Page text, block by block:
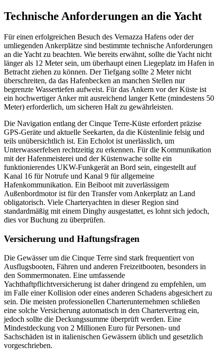
Technische Anforderungen an die Yacht
Für einen erfolgreichen Besuch des Vernazza Hafens oder der
umliegenden Ankerplätze sind bestimmte technische Anforderungen
an die Yacht zu beachten. Wie bereits erwähnt, sollte die Yacht nicht
länger als 12 Meter sein, um überhaupt einen Liegeplatz im Hafen in
Betracht ziehen zu können. Der Tiefgang sollte 2 Meter nicht
überschreiten, da das Hafenbecken an manchen Stellen nur
begrenzte Wassertiefen aufweist. Für das Ankern vor der Küste ist
ein hochwertiger Anker mit ausreichend langer Kette (mindestens 50
Meter) erforderlich, um sicheren Halt zu gewährleisten.
Die Navigation entlang der Cinque Terre-Küste erfordert präzise
GPS-Geräte und aktuelle Seekarten, da die Küstenlinie felsig und
teils unübersichtlich ist. Ein Echolot ist unerlässlich, um
Unterwasserfelsen rechtzeitig zu erkennen. Für die Kommunikation
mit der Hafenmeisterei und der Küstenwache sollte ein
funktionierendes UKW-Funkgerät an Bord sein, eingestellt auf
Kanal 16 für Notrufe und Kanal 9 für allgemeine
Hafenkommunikation. Ein Beiboot mit zuverlässigem
Außenbordmotor ist für den Transfer vom Ankerplatz an Land
obligatorisch. Viele Charteryachten in dieser Region sind
standardmäßig mit einem Dinghy ausgestattet, es lohnt sich jedoch,
dies vor Buchung zu überprüfen.
Versicherung und Haftungsfragen
Die Gewässer um die Cinque Terre sind stark frequentiert von
Ausflugsbooten, Fähren und anderen Freizeitbooten, besonders in
den Sommermonaten. Eine umfassende
Yachthaftpflichtversicherung ist daher dringend zu empfehlen, um
im Falle einer Kollision oder eines anderen Schadens abgesichert zu
sein. Die meisten professionellen Charterunternehmen schließen
eine solche Versicherung automatisch in den Chartervertrag ein,
jedoch sollte die Deckungssumme überprüft werden. Eine
Mindestdeckung von 2 Millionen Euro für Personen- und
Sachschäden ist in italienischen Gewässern üblich und gesetzlich
vorgeschrieben.